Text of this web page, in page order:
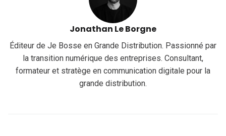
Jonathan Le Borgne
Éditeur de Je Bosse en Grande Distribution. Passionné par
la transition numérique des entreprises. Consultant,
formateur et stratège en communication digitale pour la
grande distribution.